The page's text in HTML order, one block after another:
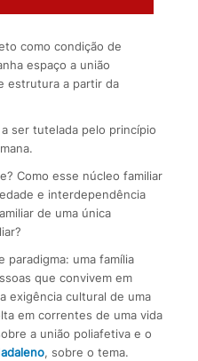
como condição de
espaço a união
estrutura a partir da
ser tutelada pelo princípio
Como esse núcleo familiar
e interdependência
de uma única
paradigma: uma família
que convivem em
exigência cultural de uma
em correntes de uma vida
a união poliafetiva e o
, sobre o tema.